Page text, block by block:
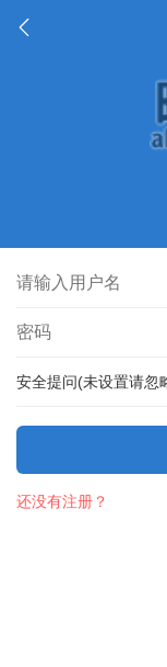
安全提问(未设置请忽
还没有注册？